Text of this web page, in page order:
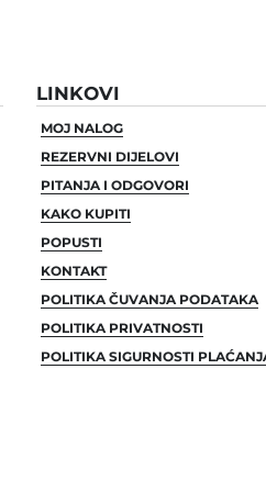
LINKOVI
MOJ NALOG
REZERVNI DIJELOVI
PITANJA I ODGOVORI
KAKO KUPITI
POPUSTI
KONTAKT
POLITIKA ČUVANJA PODATAKA
POLITIKA PRIVATNOSTI
POLITIKA SIGURNOSTI